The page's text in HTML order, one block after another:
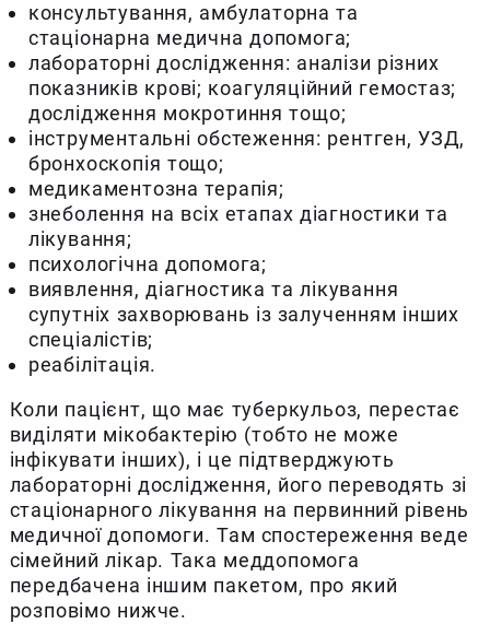
консультування, амбулаторна та
стаціонарна медична допомога;
лабораторні дослідження: аналізи різних
показників крові; коагуляційний гемостаз;
дослідження мокротиння тощо;
інструментальні обстеження: рентген, УЗД,
бронхоскопія тощо;
медикаментозна терапія;
знеболення на всіх етапах діагностики та
лікування;
психологічна допомога;
виявлення, діагностика та лікування
супутніх захворювань із залученням інших
спеціалістів;
реабілітація.
Коли пацієнт, що має туберкульоз, перестає
виділяти мікобактерію (тобто не може
інфікувати інших), і це підтверджують
лабораторні дослідження, його переводять зі
стаціонарного лікування на первинний рівень
медичної допомоги. Там спостереження веде
сімейний лікар. Така меддопомога
передбачена іншим пакетом, про який
розповімо нижче.